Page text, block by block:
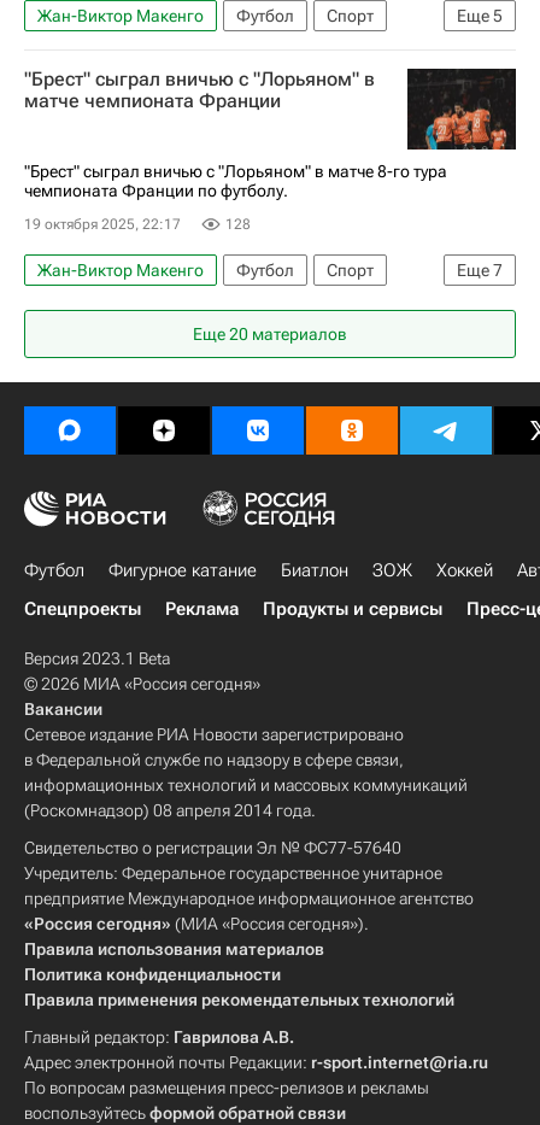
Еще5
Жан-Виктор Макенго Футбол
Спорт
Александр Головин
Ансу Фати
Монако
Лорьян
"Брест" сыграл вничью с "Лорьяном" в
матче чемпионата Франции
"Брест" сыграл вничью с "Лорьяном" в матче 8-го тура
чемпионата Франции по футболу.
19 октября 2025, 22:17 128
Еще7
Жан-Виктор Макенго Футбол
Спорт
Франция
Чемпионат Франции по футболу (Лига 1)
Эрик Эбимбе
Ромен Дель Кастийо
Лорьян
Брест
Еще 20 материалов
Футбол Фигурное катание Биатлон ЗОЖ Хоккей
Спецпроекты
Реклама Продукты и сервисы Пресс-
Версия 2023.1 Beta
© 2026 МИА «Россия сегодня»
Вакансии
Сетевое издание РИА Новости зарегистрировано
в Федеральной службе по надзору в сфере связи,
информационных технологий и массовых коммуникаций
(Роскомнадзор) 08 апреля 2014 года.
Свидетельство о регистрации Эл № ФС77-57640
Учредитель: Федеральное государственное унитарное
предприятие Международное информационное агентство
«Россия сегодня» (МИА «Россия сегодня»).
Правила использования материалов
Политика конфиденциальности
Правила применения рекомендательных технологий
Главный редактор: Гаврилова А.В.
Адрес электронной почты Редакции: r-sport.internet@ria.ru
По вопросам размещения пресс-релизов и рекламы
воспользуйтесьформой обратной связи